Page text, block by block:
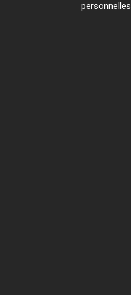
personnelles